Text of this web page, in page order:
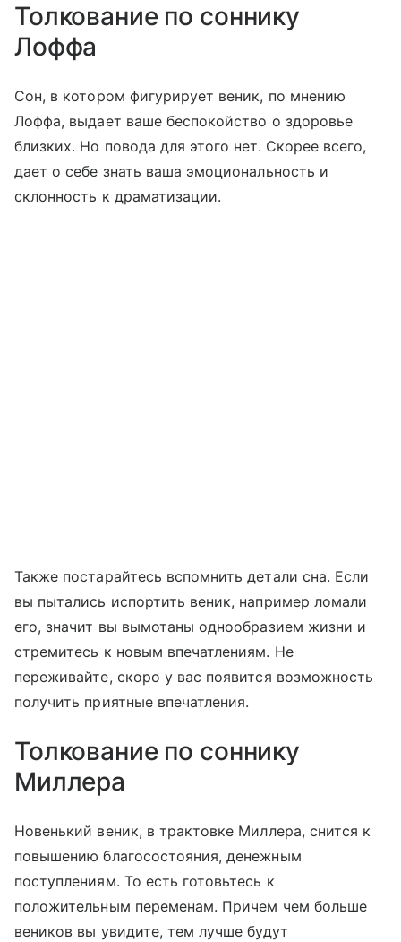
Толкование по соннику
Лоффа
Сон, в котором фигурирует веник, по мнению
Лоффа, выдает ваше беспокойство о здоровье
близких. Но повода для этого нет. Скорее всего,
дает о себе знать ваша эмоциональность и
склонность к драматизации.
Также постарайтесь вспомнить детали сна. Если
вы пытались испортить веник, например ломали
его, значит вы вымотаны однообразием жизни и
стремитесь к новым впечатлениям. Не
переживайте, скоро у вас появится возможность
получить приятные впечатления.
Толкование по соннику
Миллера
Новенький веник, в трактовке Миллера, снится к
повышению благосостояния, денежным
поступлениям. То есть готовьтесь к
положительным переменам. Причем чем больше
веников вы увидите, тем лучше будут